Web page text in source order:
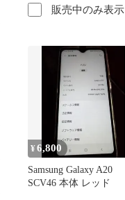
販売中のみ表示
¥6,800
Samsung Galaxy A20
SCV46 本体 レッド